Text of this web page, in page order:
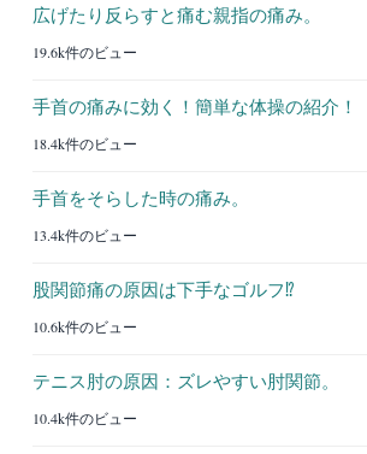
広げたり反らすと痛む親指の痛み。
19.6k件のビュー
手首の痛みに効く！簡単な体操の紹介！
18.4k件のビュー
手首をそらした時の痛み。
13.4k件のビュー
股関節痛の原因は下手なゴルフ⁉︎
10.6k件のビュー
テニス肘の原因：ズレやすい肘関節。
10.4k件のビュー